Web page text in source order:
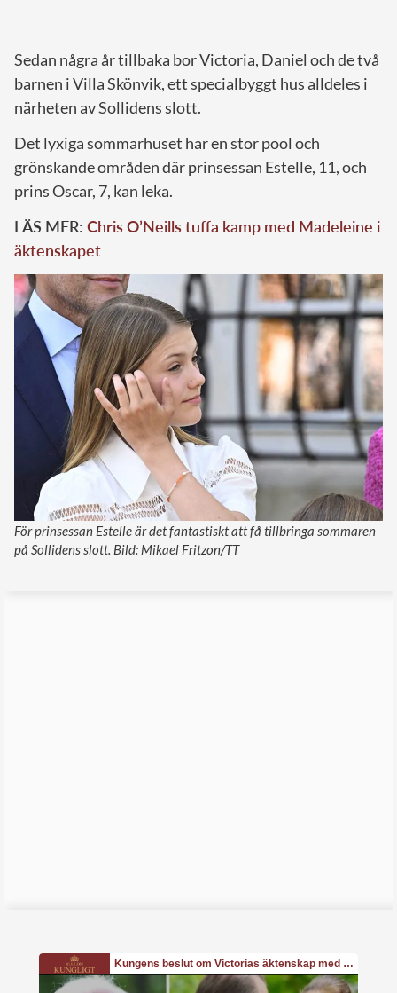
Sedan några år tillbaka bor Victoria, Daniel och de två
barnen i Villa Skönvik, ett specialbyggt hus alldeles i
närheten av Sollidens slott.
Det lyxiga sommarhuset har en stor pool och
grönskande områden där prinsessan Estelle, 11, och
prins Oscar, 7, kan leka.
LÄS MER: Chris O’Neills tuffa kamp med Madeleine i
äktenskapet
För prinsessan Estelle är det fantastiskt att få tillbringa sommaren
på Sollidens slott. Bild: Mikael Fritzon/TT